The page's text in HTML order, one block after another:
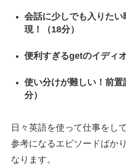
会話に少しでも入りた
現！（18分）
便利すぎるgetのイディ
使い分けが難しい！前
分）
日々英語を使って仕事をし
参考になるエピソードばか
なります。